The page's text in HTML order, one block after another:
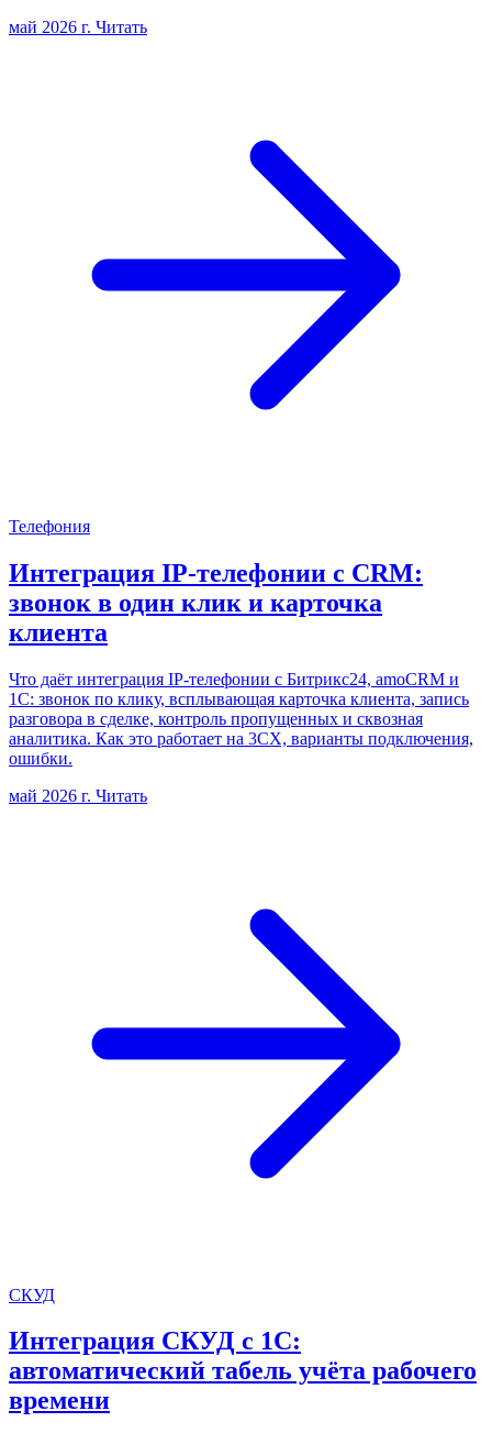
май 2026 г. Читать
Телефония
Интеграция IP-телефонии с CRM:
звонок в один клик и карточка
клиента
Что даёт интеграция IP-телефонии с Битрикс24, amoCRM и
1С: звонок по клику, всплывающая карточка клиента, запись
разговора в сделке, контроль пропущенных и сквозная
аналитика. Как это работает на 3CX, варианты подключения,
ошибки.
май 2026 г. Читать
СКУД
Интеграция СКУД с 1С:
автоматический табель учёта рабочего
времени